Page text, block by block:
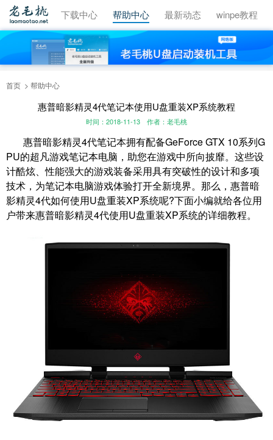
视频教程 下载中心 帮助中心 最新动态 winpe教程
首页 帮助中心
惠普暗影精灵4代笔记本使用U盘重装XP系统教程
时间：2018-11-13 作者：老毛桃
惠普暗影精灵4代笔记本拥有配备GeForce GTX 10系列G
PU的超凡游戏笔记本电脑，助您在游戏中所向披靡。这些设
计酷炫、性能强大的游戏装备采用具有突破性的设计和多项
技术，为笔记本电脑游戏体验打开全新境界。那么，惠普暗
影精灵4代如何使用U盘重装XP系统呢?下面小编就给各位用
户带来惠普暗影精灵4代使用U盘重装XP系统的详细教程。